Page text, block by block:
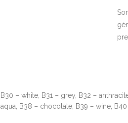
B30 – white, B31 – grey, B32 –
aqua, B38 – chocolate, B39 – wine,